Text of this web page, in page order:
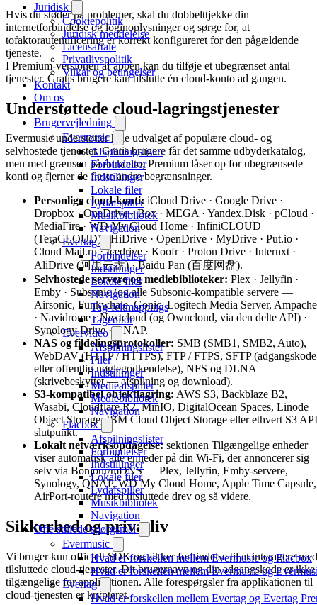
Juridisk
Cookiepolitik
Juridisk meddelelse
Licensaftale
Privatlivspolitik
Vilkår og betingelser
Kontakt
Om os
Brugervejledning
Evermusic
Afspilningslister
Forbindelser
Indstillinger
Lokale filer
Lydafspiller
Musikbibliotek
Navigation
Evertag
Forbindelser
Indstillinger
Lokale filer
Navigation
Tag-feltmappings
Tageditor
Evervideo
Afspilningslister
Filer
Indstillinger
Medieafspiller
Mediebibliotek
Navigation
Flacbox
Afspilningslister
Forbindelser
Indstillinger
Lokale filer
Lydafspiller
Musikbibliotek
Navigation
Ofte stillede spørgsmål
Evermusic
Hvad er forskellen mellem Evermusic og Flacbox
Hvad er forskellen mellem Evermusic og
Evertag
Hvad er forskellen mellem Evertag og Evertag
Hvis du støder på problemer, skal du dobbelttjekke din
internetforbindelse og loginoplysninger og sørge for, at
tofaktorautentificering er korrekt konfigureret for den pågældende
tjeneste.
I Premium-versionen af appen kan du tilføje et ubegrænset antal
tjenester. Gratis brugere kan tilslutte én cloud-konto ad gangen.
Understøttede cloud-lagringstjenester
Evermusic understøtter hele udvalget af populære cloud- og
selvhostede tjenester. Gratis brugere får det samme udbyderkatalog,
men med grænsen på én konto; Premium låser op for ubegrænsede
konti og fjerner de fleste andre begrænsninger.
Personlige cloud-konti: iCloud Drive · Google Drive ·
Dropbox · OneDrive · Box · MEGA · Yandex.Disk · pCloud ·
MediaFire · WD My Cloud Home · InfiniCLOUD
(TeraCLOUD) · HiDrive · OpenDrive · MyDrive · Put.io ·
Cloud Mail.ru · Icedrive · Koofr · Proton Drive · Internxt ·
AliDrive (阿里云盘) · Baidu Pan (百度网盘).
Selvhostede servere og mediebiblioteker: Plex · Jellyfin ·
Emby · Subsonic (og alle Subsonic-kompatible servere —
Airsonic, Funkwhale, Gonic, Logitech Media Server,
· Navidrome · Nextcloud (og Owncloud, via den delte API) ·
Synology Drive · QNAP.
NAS og fildelingsprotokoller: SMB (SMB1, SMB2, Auto),
WebDAV (HTTP / HTTPS), FTP / FTPS, SFTP
eller offentlig nøglegodkendelse), NFS og DLNA
(skrivebeskyttet — afspilning og download).
S3-kompatibel objektlagring: AWS S3, Backblaze B2,
Wasabi, Cloudflare R2, MinIO, DigitalOcean Spaces, Linode
Object Storage, IBM Cloud Object Storage eller ethvert S3
slutpunkt.
Lokalt netværksopdagelse: sektionen Tilgængelige enheder
viser automatisk alle enheder på din Wi-Fi, der annoncerer sig
selv via Bonjour/mDNS — Plex, Jellyfin, Emby-servere,
Synology, QNAP, WD My Cloud Home, Apple Time Capsule,
AirPort-routere med tilsluttede drev og så videre.
Sikkerhed og privatliv
Vi bruger kun officielt SDK og sikker forbindelse til at interagere med
tilsluttede cloud-tjenester. Dit brugernavn og din adgangskode er ikke
tilgængelige for applikationen. Alle forespørgsler fra applikationen til
cloud-tjenesten er krypteret.